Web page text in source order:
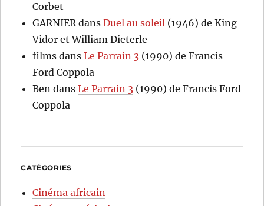
Corbet
GARNIERdansDuel au soleil (1946) de King
Vidor et William Dieterle
films dansLe Parrain 3 (1990) de Francis
Ford Coppola
Ben dansLe Parrain 3 (1990) de Francis Ford
Coppola
CATÉGORIES
Cinéma africain